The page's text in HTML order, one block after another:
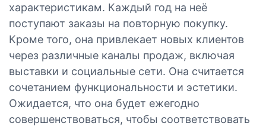
характеристикам. Каждый год на неё
поступают заказы на повторную покупку.
Кроме того, она привлекает новых клиентов
через различные каналы продаж, включая
выставки и социальные сети. Она считается
сочетанием функциональности и эстетики.
Ожидается, что она будет ежегодно
совершенствоваться, чтобы соответствовать